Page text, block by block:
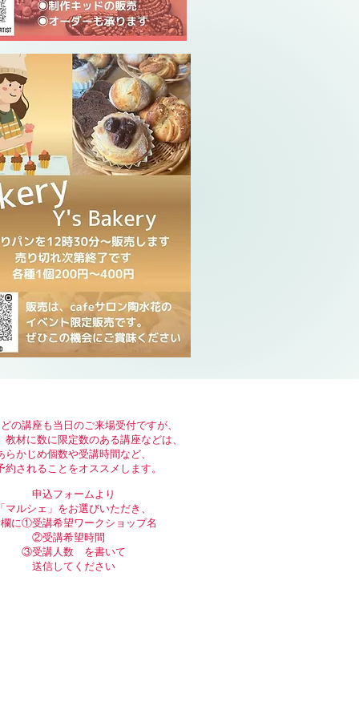
の講座も当日のご来場受付ですが、
教材に数に限定数のある講座などは、
らかじめ個数や受講時間など、
約されることをオススメします。
申込フォームより
マルシェ」をお選びいただき、
に①受講希望ワークショップ名
②受講希望時間
③受講人数 を書いて
送信してください